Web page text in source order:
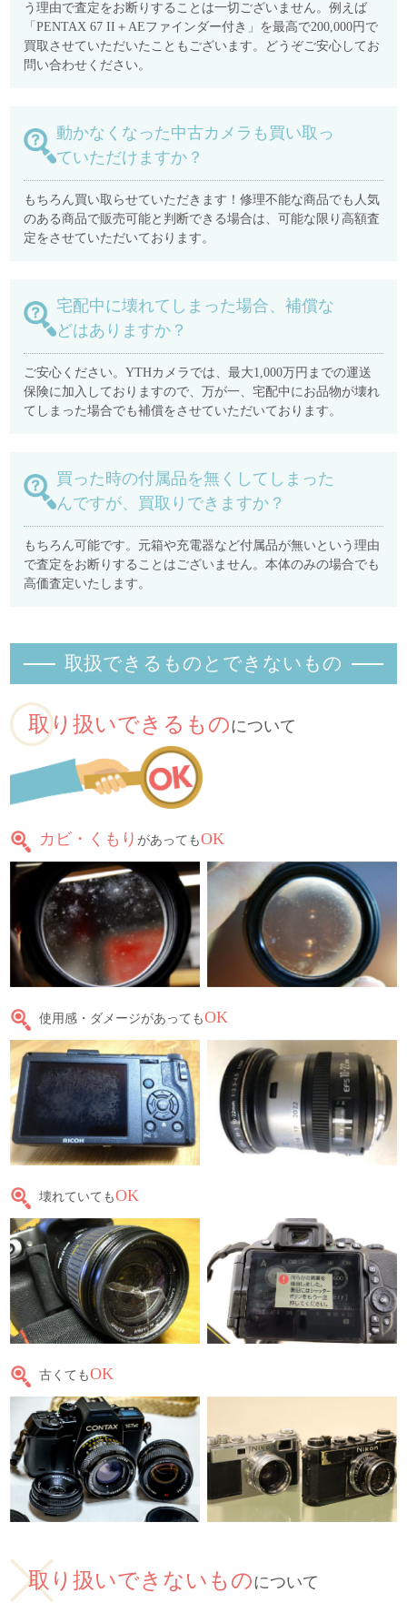
う理由で査定をお断りすることは一切ございません。例えば
「PENTAX 67 II＋AEファインダー付き」を最高で200,000円で
買取させていただいたこともございます。どうぞご安心してお
問い合わせください。
動かなくなった中古カメラも買い取っ
ていただけますか？
もちろん買い取らせていただきます！修理不能な商品でも人気
のある商品で販売可能と判断できる場合は、可能な限り高額査
定をさせていただいております。
宅配中に壊れてしまった場合、補償な
どはありますか？
ご安心ください。YTHカメラでは、最大1,000万円までの運送
保険に加入しておりますので、万が一、宅配中にお品物が壊れ
てしまった場合でも補償をさせていただいております。
買った時の付属品を無くしてしまった
んですが、買取りできますか？
もちろん可能です。元箱や充電器など付属品が無いという理由
で査定をお断りすることはございません。本体のみの場合でも
高価査定いたします。
取扱できるものとできないもの
取り扱いできるものについて
カビ・くもり があってもOK
使用感・ダメージがあってもOK
壊れていてもOK
古くてもOK
取り扱いできないものについて